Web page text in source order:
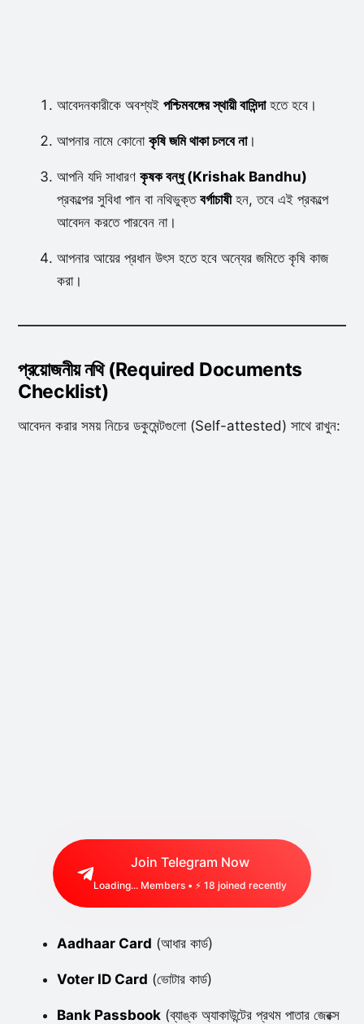
আবেদনকারীকে অবশ্যই পশ্চিমবঙ্গের স্থায়ী বাসিন্দাহতে হবে।
আপনার নামে কোনো কৃষি জমি থাকা চলবে না।
আপনি যদি সাধারণ কৃষক বন্ধু (Krishak Bandhu)
প্রকল্পের সুবিধা পান বা নথিভুক্ত বর্গাচাষীহন, তবে এই প্রকল্পে
আবেদন করতে পারবেন না।
আপনার আয়ের প্রধান উৎস হতে হবে অন্যের জমিতে কৃষি কাজ
করা।
প্রয়োজনীয় নথি (Required Documents
Checklist)
আবেদন করার সময় নিচের ডকুমেন্টগুলো (Self-attested) সাথে রাখুন:
Join Telegram Now
Loading... Members • ⚡ 18 joined recently
Aadhaar Card (আধার কার্ড)
Voter ID Card (ভোটার কার্ড)
Bank Passbook(ব্যাঙ্ক অ্যাকাউন্টের প্রথম পাতার জেরক্স